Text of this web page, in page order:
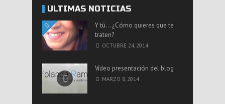
ÚLTIMAS NOTICIAS
Y tú… ¿Cómo quieres que te
traten?
OCTUBRE 24, 2014
Vídeo presentación del blog
MARZO 8, 2014